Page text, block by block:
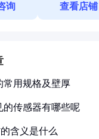
询 查看店铺
常用规格及壁厚
的传感器有哪些呢
含义是什么